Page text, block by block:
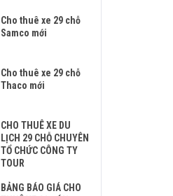
Cho thuê xe 29 chỗ
Samco mới
Cho thuê xe 29 chỗ
Thaco mới
CHO THUÊ XE DU
LỊCH 29 CHỖ CHUYÊN
TỔ CHỨC CÔNG TY
TOUR
BẢNG BÁO GIÁ CHO